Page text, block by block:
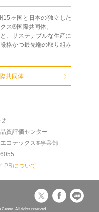
15ヶ国と日本の独立した
ス®国際共同体。
、サステナブルな生産に
格かつ最先端の取り組み
共同体
質評価センター
コテックス®事業部
PRについて
Center. All rights reserved.